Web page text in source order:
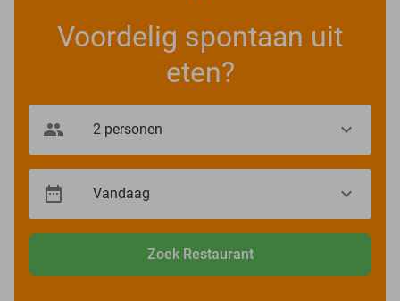
Voordelig spontaan uit
eten?
Zoek Restaurant